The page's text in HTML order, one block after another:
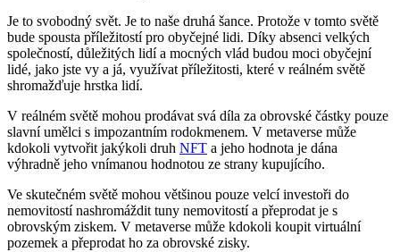
Je to svobodný svět. Je to naše druhá šance. Protože v tomto světě
bude spousta příležitostí pro obyčejné lidi. Díky absenci velkých
společností, důležitých lidí a mocných vlád budou moci obyčejní
lidé, jako jste vy a já, využívat příležitosti, které v reálném světě
shromažďuje hrstka lidí.
V reálném světě mohou prodávat svá díla za obrovské částky pouze
slavní umělci s impozantním rodokmenem. V metaverse může
kdokoli vytvořit jakýkoli druh NFT a jeho hodnota je dána
výhradně jeho vnímanou hodnotou ze strany kupujícího.
Ve skutečném světě mohou většinou pouze velcí investoři do
nemovitostí nashromáždit tuny nemovitostí a přeprodat je s
obrovským ziskem. V metaverse může kdokoli koupit virtuální
pozemek a přeprodat ho za obrovské zisky.